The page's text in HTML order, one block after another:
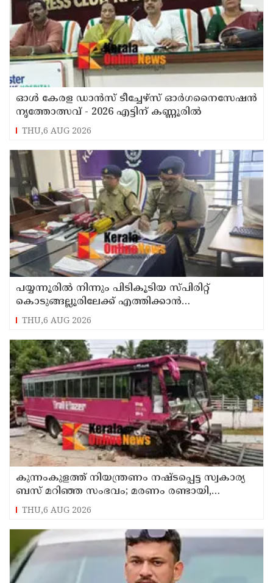
ഓൾ കേരള ഡാൻസ് ടീച്ചേഴ്സ് ഓർഗനൈസേഷൻ
നൃത്തോത്സവ് - 2026 എട്ടിന് കണ്ണൂരിൽ
THU,6 AUG 2026
പയ്യന്നൂരിൽ നിന്നും പിടികൂടിയ സ്പിരിറ്റ്
കൊടുങ്ങല്ലൂരിലേക്ക് എത്തിക്കാൻ
പദ്ധതിയിട്ടുവെന്ന് എക്സൈസ് ഡെപ്യൂട്ടി
കമ്മിഷണർ
THU,6 AUG 2026
കുന്നംകുളത്ത് നിയന്ത്രണം നഷ്ടപ്പെട്ട സ്വകാര്യ
ബസ് മറിഞ്ഞ സംഭവം; മരണം രണ്ടായി,
എട്ടുപേർക്ക് പരിക്ക്
THU,6 AUG 2026